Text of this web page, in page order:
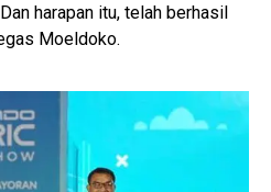
harapan itu, telah berhasil
Moeldoko.